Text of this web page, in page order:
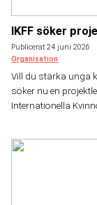
IKFF söker
Publicerat 24 juni 2026
Organisation
Vill du stärka unga
söker nu en
Internationella